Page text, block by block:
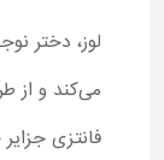
لوز، دختر
می‌کند و از
فانتزی